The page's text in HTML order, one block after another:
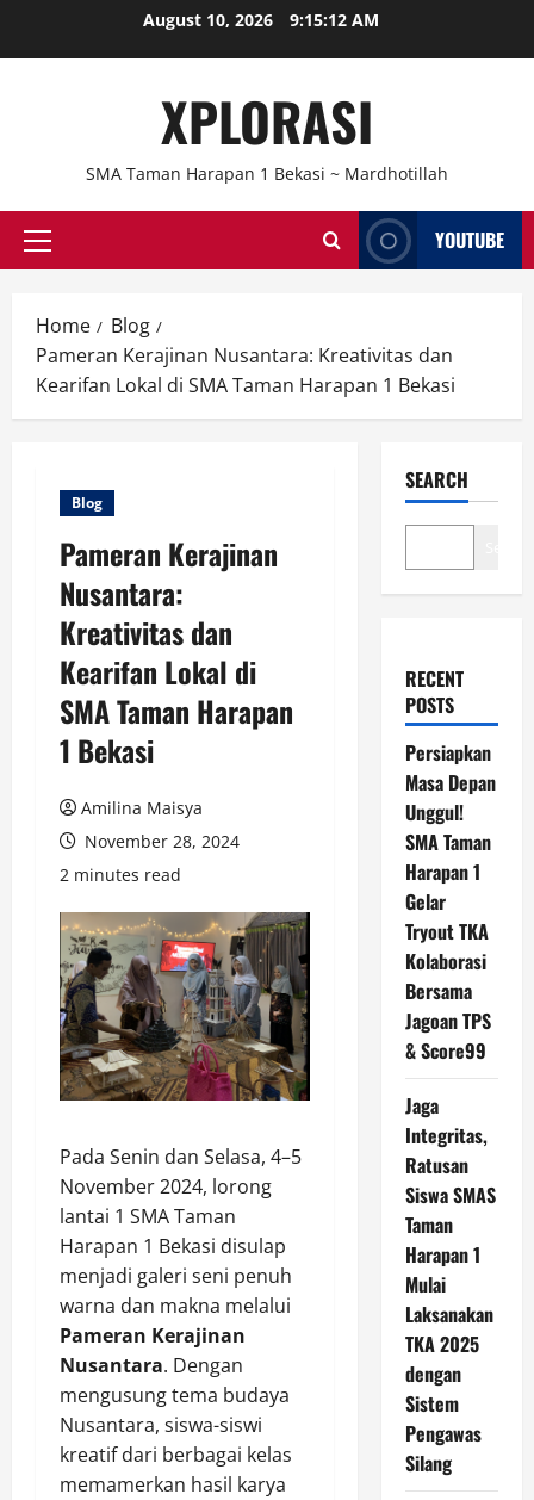
August 10, 2026 9:15:13 AM
XPLORASI
SMA Taman Harapan 1 Bekasi ~ Mardhotillah
Primary
YOUTUBE
Home
Blog
Pameran Kerajinan Nusantara: Kreativitas dan
Kearifan Lokal di SMA Taman Harapan 1 Bekasi
Blog
Pameran Kerajinan
Nusantara:
Kreativitas dan
Kearifan Lokal di
SMA Taman Harapan
1 Bekasi
Amilina Maisya
November 28, 2024
2 minutes read
Pada Senin dan Selasa, 4–5
November 2024, lorong
lantai 1 SMA Taman
Harapan 1 Bekasi disulap
menjadi galeri seni penuh
warna dan makna melalui
Pameran Kerajinan
Nusantara. Dengan
mengusung tema budaya
Nusantara, siswa-siswi
kreatif dari berbagai kelas
memamerkan hasil karya
SEARCH
RECENT
POSTS
Persiapkan
Masa Depan
Unggul!
SMA Taman
Harapan 1
Gelar
Tryout TKA
Kolaborasi
Bersama
Jagoan TPS
& Score99
Jaga
Integritas,
Ratusan
Siswa SMAS
Taman
Harapan 1
Mulai
Laksanakan
TKA 2025
dengan
Sistem
Pengawas
Silang